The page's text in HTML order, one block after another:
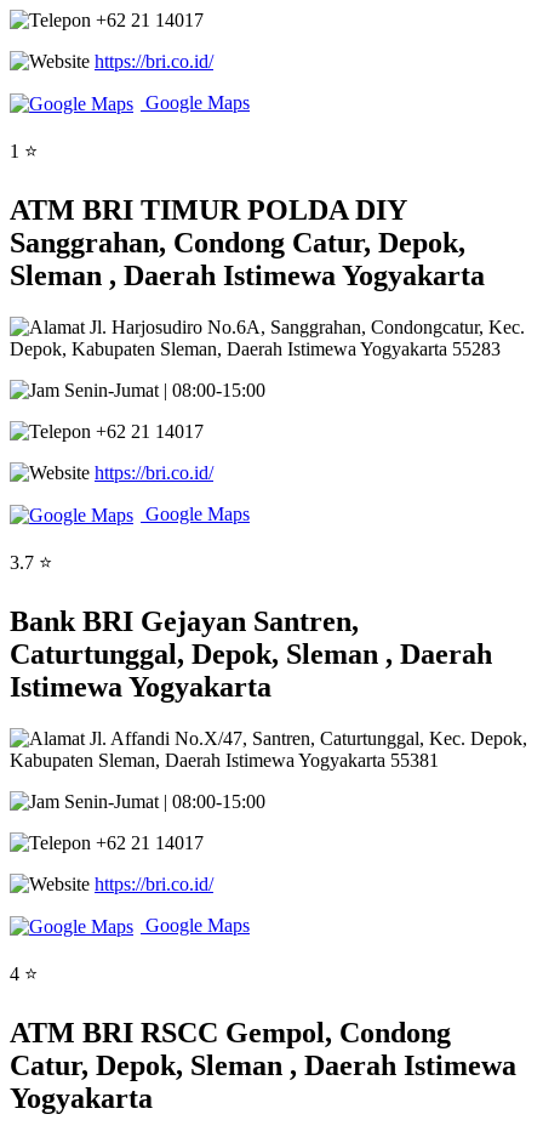
+62 21 14017
https://bri.co.id/
Google Maps
1 ⭐
ATM BRI TIMUR POLDA DIY
Sanggrahan, Condong Catur, Depok,
Sleman , Daerah Istimewa Yogyakarta
Jl. Harjosudiro No.6A, Sanggrahan, Condongcatur, Kec.
Depok, Kabupaten Sleman, Daerah Istimewa Yogyakarta 55283
Senin-Jumat | 08:00-15:00
+62 21 14017
https://bri.co.id/
Google Maps
3.7 ⭐
Bank BRI Gejayan Santren,
Caturtunggal, Depok, Sleman , Daerah
Istimewa Yogyakarta
Jl. Affandi No.X/47, Santren, Caturtunggal, Kec. Depok,
Kabupaten Sleman, Daerah Istimewa Yogyakarta 55381
Senin-Jumat | 08:00-15:00
+62 21 14017
https://bri.co.id/
Google Maps
4 ⭐
ATM BRI RSCC Gempol, Condong
Catur, Depok, Sleman , Daerah Istimewa
Yogyakarta